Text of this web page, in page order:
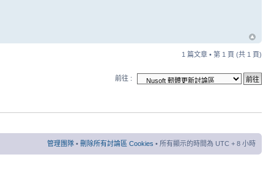
1 篇文章 • 第 1 頁 (共 1 頁)
前往 :
管理團隊 • 刪除所有討論區 Cookies • 所有顯示的時間為 UTC + 8 小時